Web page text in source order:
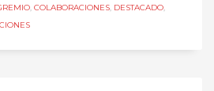
, COLABORACIONES, DESTACADO,